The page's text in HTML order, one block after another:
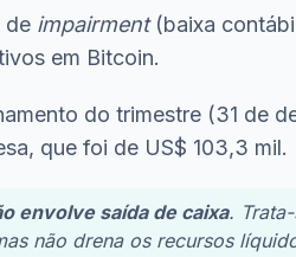
de impairment(baixa
em Bitcoin.
do trimestre (31 de
que foi de US$ 103,3 mil.
envolve saída de caixa.
não drena os recursos